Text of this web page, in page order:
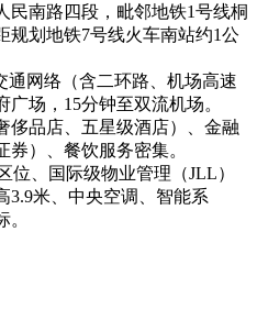
民南路四段，毗邻地铁1号线桐
规划地铁7号线火车南站约1公
通网络（含二环路、机场高速
场，15分钟至双流机场。
侈品店、五星级酒店）、金融
）、餐饮服务密集。
位、国际级物业管理（JLL）
3.9米、中央空调、智能系